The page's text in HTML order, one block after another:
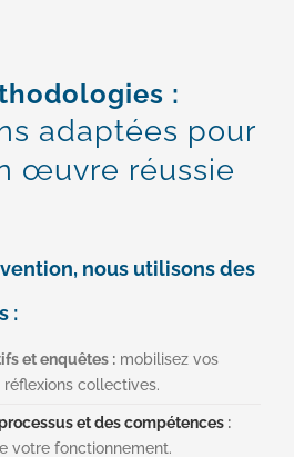
:
adaptées pour
œuvre réussie
nous utilisons des
:
et enquêtes :mobilisez vos
collectives.
et des compétences:
votre fonctionnement.